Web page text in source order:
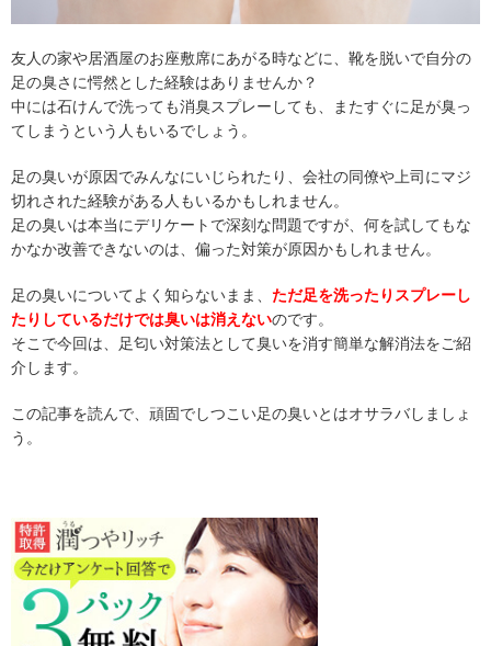
友人の家や居酒屋のお座敷席にあがる時などに、靴を脱いで自分の
足の臭さに愕然とした経験はありませんか？
中には石けんで洗っても消臭スプレーしても、またすぐに足が臭っ
てしまうという人もいるでしょう。
足の臭いが原因でみんなにいじられたり、会社の同僚や上司にマジ
切れされた経験がある人もいるかもしれません。
足の臭いは本当にデリケートで深刻な問題ですが、何を試してもな
かなか改善できないのは、偏った対策が原因かもしれません。
足の臭いについてよく知らないまま、 ただ足を洗ったりスプレーし
たりしているだけでは臭いは消えないのです。
そこで今回は、足匂い対策法として臭いを消す簡単な解消法をご紹
介します。
この記事を読んで、頑固でしつこい足の臭いとはオサラバしましょ
う。